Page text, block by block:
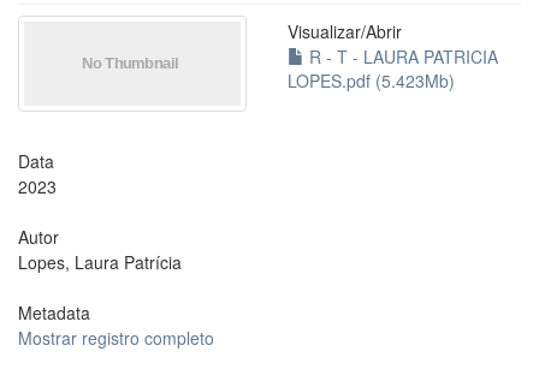
Visualizar/Abrir
R - T - LAURA PATRICIA
LOPES.pdf (5.423Mb)
Data
2023
Autor
Lopes, Laura Patrícia
Metadata
Mostrar registro completo